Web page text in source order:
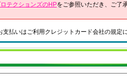
テクションズのHPをご参照いただき、ご了
払いはご利用クレジットカード会社の規定